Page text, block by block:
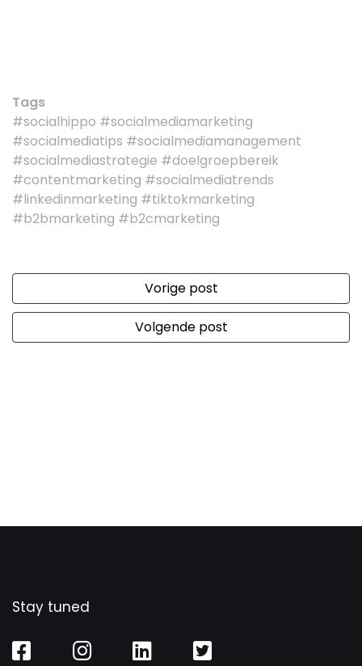
Tags
#socialhippo #socialmediamarketing
#socialmediatips #socialmediamanagement
#socialmediastrategie #doelgroepbereik
#contentmarketing #socialmediatrends
#linkedinmarketing #tiktokmarketing
#b2bmarketing #b2cmarketing
Vorige post
Volgende post
Stay tuned